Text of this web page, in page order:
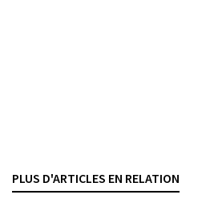
PLUS D'ARTICLES EN RELATION